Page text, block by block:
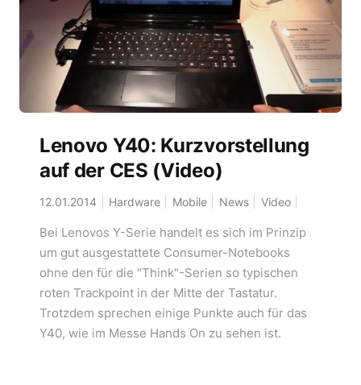
Lenovo Y40: Kurzvorstellung
auf der CES (Video)
12.01.2014 Hardware Mobile News Video
Bei Lenovos Y-Serie handelt es sich im Prinzip
um gut ausgestattete Consumer-Notebooks
ohne den für die "Think"-Serien so typischen
roten Trackpoint in der Mitte der Tastatur.
Trotzdem sprechen einige Punkte auch für das
Y40, wie im Messe Hands On zu sehen ist.